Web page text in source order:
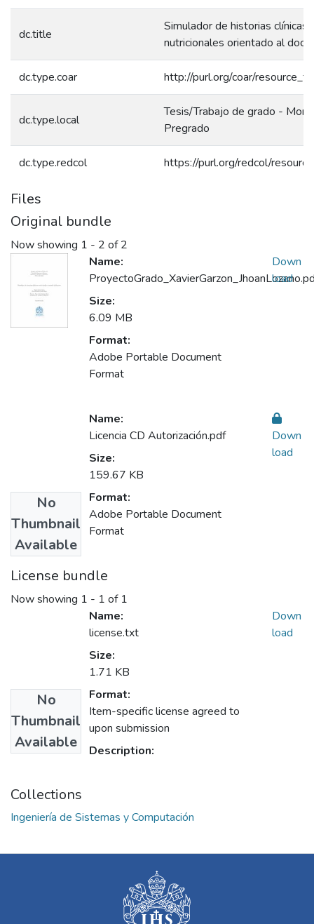
dc.title
Simulador de historias clínicas
nutricionales orientado al
dc.type.coar http://purl.org/coar/
dc.type.local
Tesis/Trabajo de grado -
Pregrado
dc.type.redcol https://purl.org/redcol/
Files
Original bundle
Now showing 1 - 2 of 2
Name:
Size:
6.09 MB
Format:
Adobe Portable Document
Format
Down
load
No
Thumbnail
Available
Name:
Licencia CD Autorización.pdf
Size:
159.67 KB
Format:
Adobe Portable Document
Format
Down
load
License bundle
Now showing 1 - 1 of 1
No
Thumbnail
Available
Name:
license.txt
Size:
1.71 KB
Format:
Item-specific license agreed to
upon submission
Description:
Down
load
Collections
Ingeniería de Sistemas y Computación